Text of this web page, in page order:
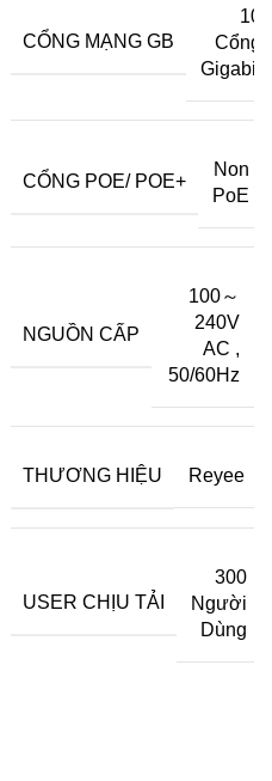
CỔNG MẠNG GB
10
Cổng
Gigabit
CỔNG POE/ POE+
Non
PoE
NGUỒN CẤP
100～
240V
AC ,
50/60Hz
THƯƠNG HIỆU Reyee
USER CHỊU TẢI
300
Người
Dùng